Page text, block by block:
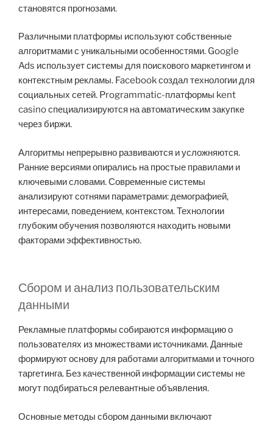
становятся прогнозами.
Различными платформы используют собственные
алгоритмами с уникальными особенностями. Google
Ads использует системы для поискового маркетингом и
контекстным рекламы. Facebook создал технологии для
социальных сетей. Programmatic-платформы kent
casino специализируются на автоматическим закупке
через биржи.
Алгоритмы непрерывно развиваются и усложняются.
Ранние версиями опирались на простые правилами и
ключевыми словами. Современные системы
анализируют сотнями параметрами: демографией,
интересами, поведением, контекстом. Технологии
глубоким обучения позволяются находить новыми
факторами эффективностью.
Сбором и анализ пользовательским
данными
Рекламные платформы собираются информацию о
пользователях из множествами источниками. Данные
формируют основу для работами алгоритмами и точного
таргетинга. Без качественной информации системы не
могут подбираться релевантные объявления.
Основные методы сбором данными включают